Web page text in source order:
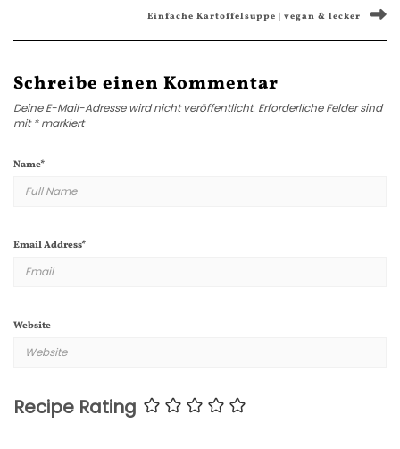
Einfache Kartoffelsuppe | vegan & lecker
Schreibe einen Kommentar
Deine E-Mail-Adresse wird nicht veröffentlicht. Erforderliche Felder sind
mit*markiert
Name*
Email Address*
Website
Recipe Rating